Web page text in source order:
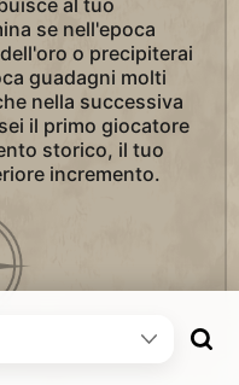
al tuo
se nell'epoca
o precipiterai
guadagni molti
nella successiva
il primo giocatore
storico, il tuo
incremento.